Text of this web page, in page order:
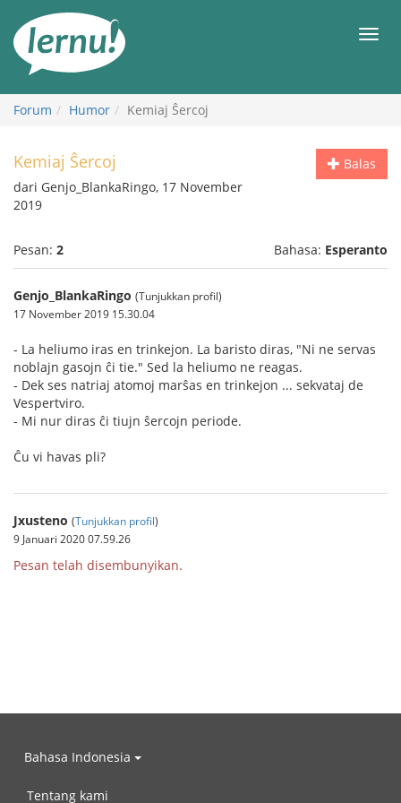
daftar
Forum Humor Kemiaj Ŝercoj
Balas
Kemiaj Ŝercoj
dari Genjo_BlankaRingo, 17 November
2019
Pesan: 2 Bahasa: Esperanto
Genjo_BlankaRingo (Tunjukkan profil)
17 November 2019 15.30.04
- La heliumo iras en trinkejon. La baristo diras, "Ni ne servas
noblajn gasojn ĉi tie." Sed la heliumo ne reagas.
- Dek ses natriaj atomoj marŝas en trinkejon ... sekvataj de
Vespertviro.
- Mi nur diras ĉi tiujn ŝercojn periode.
Ĉu vi havas pli?
Jxusteno (Tunjukkan profil)
9 Januari 2020 07.59.26
Pesan telah disembunyikan.
Bahasa Indonesia
Tentang kami